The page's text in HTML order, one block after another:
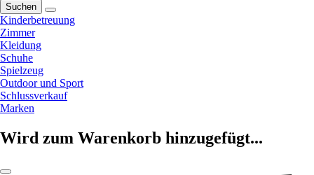
Suchen
Kinderbetreuung
Zimmer
Kleidung
Schuhe
Spielzeug
Outdoor und Sport
Schlussverkauf
Marken
Wird zum Warenkorb hinzugefügt...